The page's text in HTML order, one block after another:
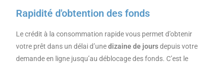
Rapidité d'obtention des fonds
Le crédit à la consommation rapide vous permet d’obtenir
votre prêt dans un délai d’unedizaine de joursdepuis votre
demande en ligne jusqu’au déblocage des fonds. C’est le